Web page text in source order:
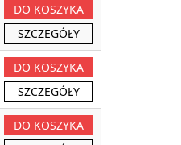
DO KOSZYKA
SZCZEGÓŁY
DO KOSZYKA
SZCZEGÓŁY
DO KOSZYKA